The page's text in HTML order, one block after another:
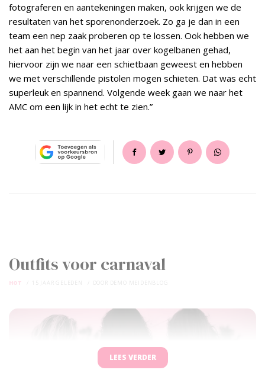
fotograferen en aantekeningen maken, ook krijgen we de
resultaten van het sporenonderzoek. Zo ga je dan in een
team een nep zaak proberen op te lossen. Ook hebben we
het aan het begin van het jaar over kogelbanen gehad,
hiervoor zijn we naar een schietbaan geweest en hebben
we met verschillende pistolen mogen schieten. Dat was echt
superleuk en spannend. Volgende week gaan we naar het
AMC om een lijk in het echt te zien.”
Outfits voor carnaval
HOT
LEES VERDER